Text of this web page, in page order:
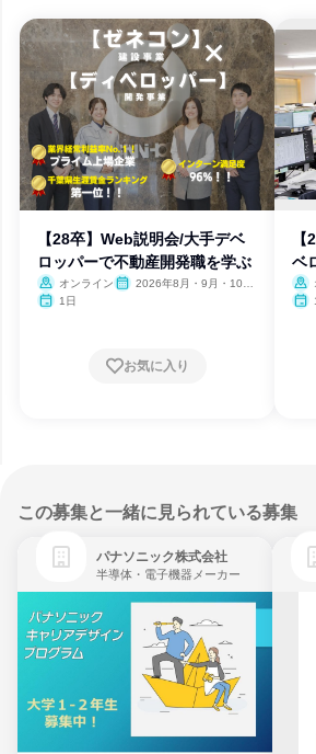
【28卒】Web説明会/大手デベ
ロッパーで不動産開発職を学ぶ
オンライン
2026年8月・9月・10
1日
お気に入り
ベ
この募集と一緒に見られている募集
パナソニック株式会社
半導体・電子機器メーカー